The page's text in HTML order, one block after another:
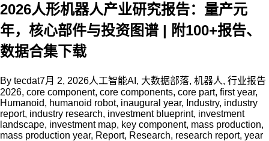
2026人形机器人产业研究报告：量产元
年，核心部件与投资图谱 | 附100+报告、
数据合集下载
By tecdat7月 2, 2026人工智能AI , 大数据部落, 机器人, 行业报告
2026, core component, core components, core part, first year,
Humanoid, humanoid robot, inaugural year, Industry, industry
report, industry research, investment blueprint, investment
landscape, investment map, key component, mass production,
mass production year, Report, Research, research report, year